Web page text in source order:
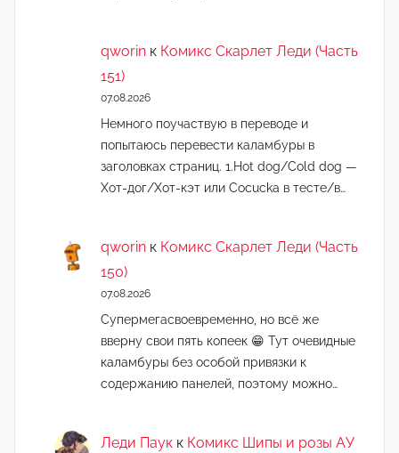
qworin к Комикс Скарлет Леди (Часть
151)
07.08.2026
Немного поучаствую в переводе и
попытаюсь перевести каламбуры в
заголовках страниц. 1.Hot dog/Cold dog —
Хот-дог/Хот-кэт или Cocucka в тесте/в…
qworin к Комикс Скарлет Леди (Часть
150)
07.08.2026
Супермегасвоевременно, но всё же
вверну свои пять копеек 😁 Тут очевидные
каламбуры без особой привязки к
содержанию панелей, поэтому можно…
Леди Паук к Комикс Шипы и розы АУ